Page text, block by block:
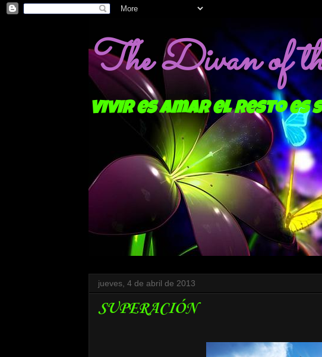
The Divan of
Vivir es amar el resto es
jueves, 4 de abril de 2013
SUPERACIÓN